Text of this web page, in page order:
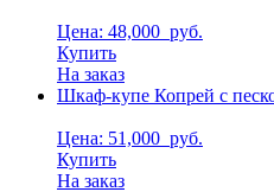
Цена: 48,000 руб.
Купить
На заказ
Шкаф-купе Копрей с
Цена: 51,000 руб.
Купить
На заказ